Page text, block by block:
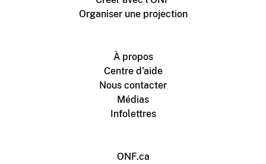
Organiser une projection
À propos
Centre d'aide
Nous contacter
Médias
Infolettres
ONF.ca